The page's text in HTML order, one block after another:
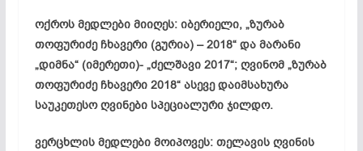
ოქროს მედლები მიიღეს: იბერიელი, „ზურაბ
თოფურიძე ჩხავერი (გურია) – 2018“ და მარანი
„დიმნა“ (იმერეთი)- „ძელშავი 2017“; ღვინომ „ზურაბ
თოფურიძე ჩხავერი 2018“ ასევე დაიმსახურა
საუკეთესო ღვინები სპეციალური ჯილდო.
ვერცხლის მედლები მოიპოვეს: თელავის ღვინის